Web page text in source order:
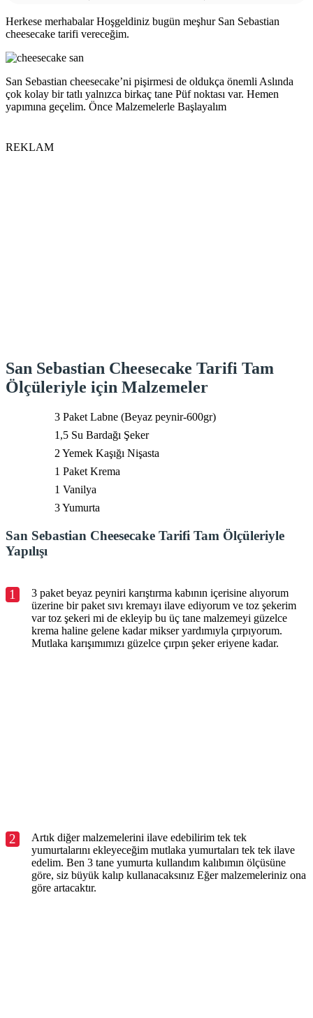
Herkese merhabalar Hoşgeldiniz bugün meşhur San Sebastian
cheesecake tarifi vereceğim.
San Sebastian cheesecake’ni pişirmesi de oldukça önemli Aslında
çok kolay bir tatlı yalnızca birkaç tane Püf noktası var. Hemen
yapımına geçelim. Önce Malzemelerle Başlayalım
REKLAM
San Sebastian Cheesecake Tarifi Tam
Ölçüleriyle için Malzemeler
3 Paket Labne (Beyaz peynir-600gr)
1,5 Su Bardağı Şeker
2 Yemek Kaşığı Nişasta
1 Paket Krema
1 Vanilya
3 Yumurta
San Sebastian Cheesecake Tarifi Tam Ölçüleriyle
Yapılışı
1
3 paket beyaz peyniri karıştırma kabının içerisine alıyorum
üzerine bir paket sıvı kremayı ilave ediyorum ve toz şekerim
var toz şekeri mi de ekleyip bu üç tane malzemeyi güzelce
krema haline gelene kadar mikser yardımıyla çırpıyorum.
Mutlaka karışımımızı güzelce çırpın şeker eriyene kadar.
2
Artık diğer malzemelerini ilave edebilirim tek tek
yumurtalarını ekleyeceğim mutlaka yumurtaları tek tek ilave
edelim. Ben 3 tane yumurta kullandım kalıbımın ölçüsüne
göre, siz büyük kalıp kullanacaksınız Eğer malzemeleriniz ona
göre artacaktır.